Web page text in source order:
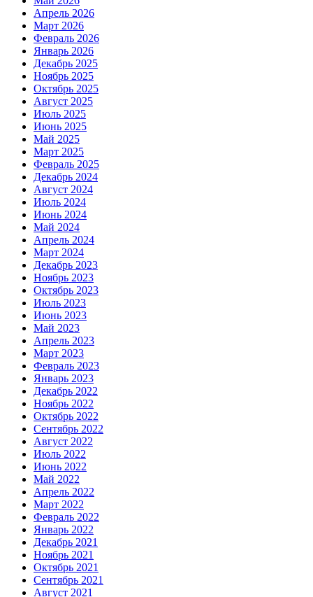
Апрель 2026
Март 2026
Февраль 2026
Январь 2026
Декабрь 2025
Ноябрь 2025
Октябрь 2025
Август 2025
Июль 2025
Июнь 2025
Май 2025
Март 2025
Февраль 2025
Декабрь 2024
Август 2024
Июль 2024
Июнь 2024
Май 2024
Апрель 2024
Март 2024
Декабрь 2023
Ноябрь 2023
Октябрь 2023
Июль 2023
Июнь 2023
Май 2023
Апрель 2023
Март 2023
Февраль 2023
Январь 2023
Декабрь 2022
Ноябрь 2022
Октябрь 2022
Сентябрь 2022
Август 2022
Июль 2022
Июнь 2022
Май 2022
Апрель 2022
Март 2022
Февраль 2022
Январь 2022
Декабрь 2021
Ноябрь 2021
Октябрь 2021
Сентябрь 2021
Август 2021